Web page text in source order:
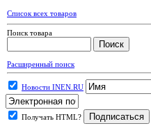
Список всех товаров
Поиск товара
Расширенный поиск
Новости INEN.RU
Получать HTML?